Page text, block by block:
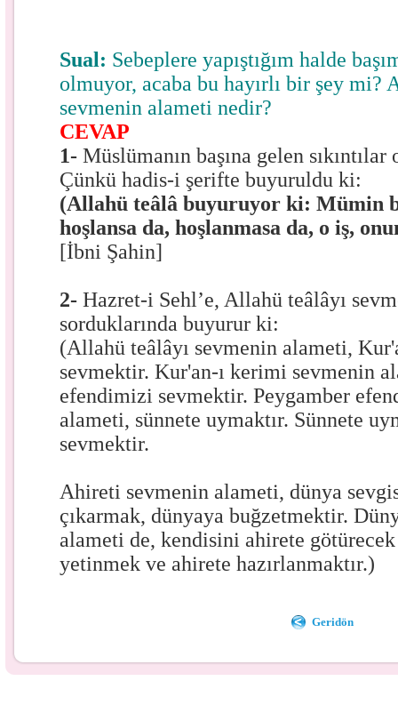
Sual: Sebeplere yapıştığım halde
olmuyor, acaba bu hayırlı bir şey mi?
sevmenin alameti nedir?
CEVAP
1-Müslümanın başına gelen sıkıntılar
Çünkü hadis-i şerifte buyuruldu ki:
(Allahü teâlâ buyuruyor ki: Mümin
hoşlansa da, hoşlanmasa da, o iş,
[İbni Şahin]
2- Hazret-i Sehl’e, Allahü teâlâyı
sorduklarında buyurur ki:
(Allahü teâlâyı sevmenin alameti,
sevmektir. Kur'an-ı kerimi sevmenin
efendimizi sevmektir. Peygamber
alameti, sünnete uymaktır. Sünnete
sevmektir.
Ahireti sevmenin alameti, dünya
çıkarmak, dünyaya buğzetmektir.
alameti de, kendisini ahirete
yetinmek ve ahirete hazırlanmaktır.)
Geridön